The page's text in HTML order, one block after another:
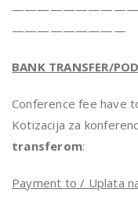
—————————
BANK TRANSFER/
Conference fee have
Kotizacija za
transferom:
Payment to / Uplata